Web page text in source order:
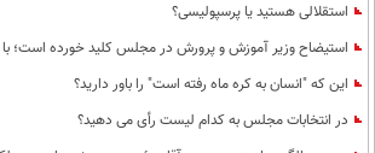
استقلالی هستید یا پرسپولیسی؟
استیضاح وزیر آموزش و پرورش در مجلس کلید خورده است؛ با
این که "انسان به کره ماه رفته است" را باور دارید؟
در انتخابات مجلس به کدام لیست رأی می دهید؟